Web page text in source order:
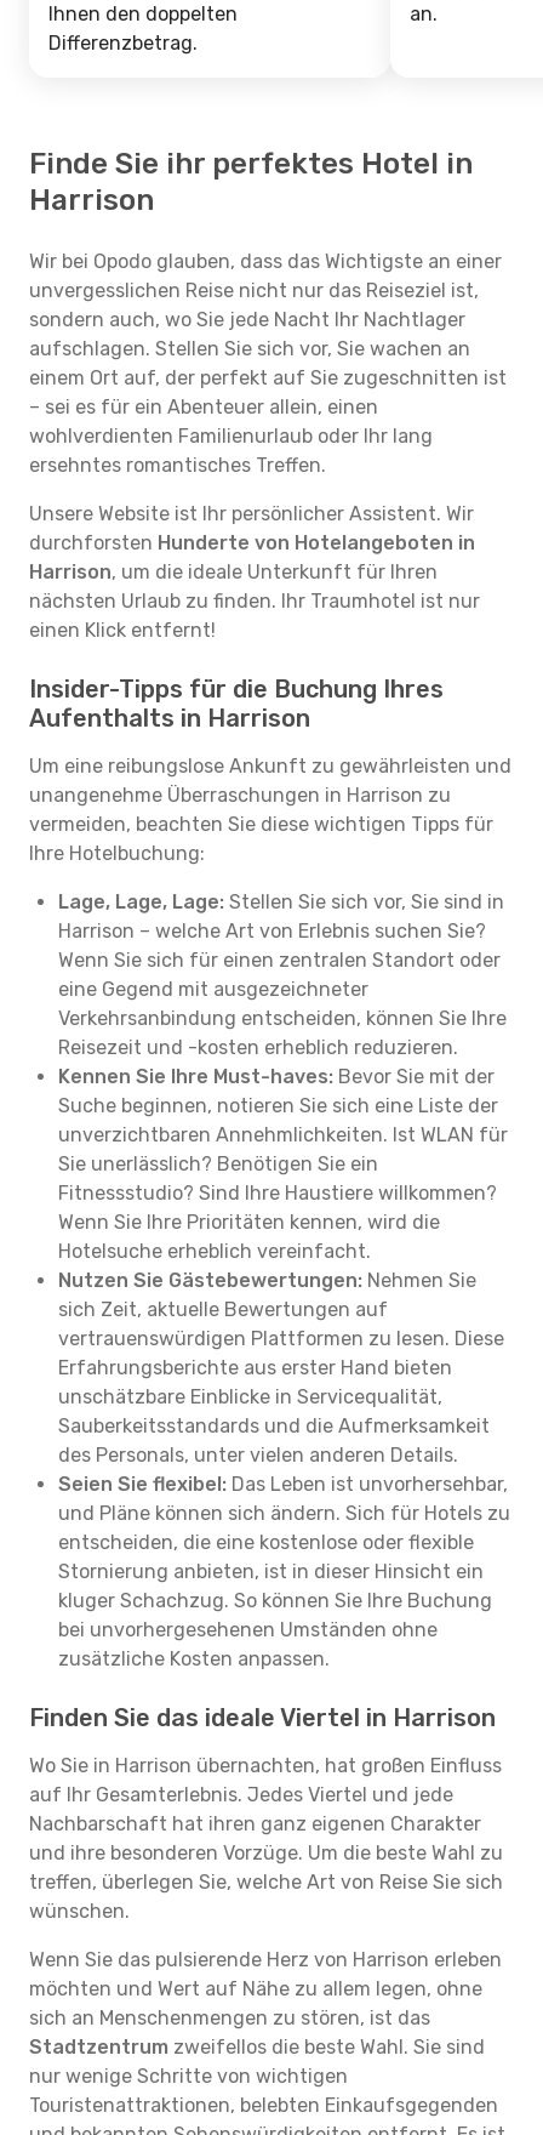
Ihnen den doppelten
Differenzbetrag.
an.
Finde Sie ihr perfektes Hotel in
Harrison
Wir bei Opodo glauben, dass das Wichtigste an einer
unvergesslichen Reise nicht nur das Reiseziel ist,
sondern auch, wo Sie jede Nacht Ihr Nachtlager
aufschlagen. Stellen Sie sich vor, Sie wachen an
einem Ort auf, der perfekt auf Sie zugeschnitten ist
– sei es für ein Abenteuer allein, einen
wohlverdienten Familienurlaub oder Ihr lang
ersehntes romantisches Treffen.
Unsere Website ist Ihr persönlicher Assistent. Wir
durchforsten Hunderte von Hotelangeboten in
Harrison, um die ideale Unterkunft für Ihren
nächsten Urlaub zu finden. Ihr Traumhotel ist nur
einen Klick entfernt!
Insider-Tipps für die Buchung Ihres
Aufenthalts in Harrison
Um eine reibungslose Ankunft zu gewährleisten und
unangenehme Überraschungen in Harrison zu
vermeiden, beachten Sie diese wichtigen Tipps für
Ihre Hotelbuchung:
Lage, Lage, Lage: Stellen Sie sich vor, Sie sind in
Harrison – welche Art von Erlebnis suchen Sie?
Wenn Sie sich für einen zentralen Standort oder
eine Gegend mit ausgezeichneter
Verkehrsanbindung entscheiden, können Sie Ihre
Reisezeit und -kosten erheblich reduzieren.
Kennen Sie Ihre Must-haves: Bevor Sie mit der
Suche beginnen, notieren Sie sich eine Liste der
unverzichtbaren Annehmlichkeiten. Ist WLAN für
Sie unerlässlich? Benötigen Sie ein
Fitnessstudio? Sind Ihre Haustiere willkommen?
Wenn Sie Ihre Prioritäten kennen, wird die
Hotelsuche erheblich vereinfacht.
Nutzen Sie Gästebewertungen: Nehmen Sie
sich Zeit, aktuelle Bewertungen auf
vertrauenswürdigen Plattformen zu lesen. Diese
Erfahrungsberichte aus erster Hand bieten
unschätzbare Einblicke in Servicequalität,
Sauberkeitsstandards und die Aufmerksamkeit
des Personals, unter vielen anderen Details.
Seien Sie flexibel: Das Leben ist unvorhersehbar,
und Pläne können sich ändern. Sich für Hotels zu
entscheiden, die eine kostenlose oder flexible
Stornierung anbieten, ist in dieser Hinsicht ein
kluger Schachzug. So können Sie Ihre Buchung
bei unvorhergesehenen Umständen ohne
zusätzliche Kosten anpassen.
Finden Sie das ideale Viertel in Harrison
Wo Sie in Harrison übernachten, hat großen Einfluss
auf Ihr Gesamterlebnis. Jedes Viertel und jede
Nachbarschaft hat ihren ganz eigenen Charakter
und ihre besonderen Vorzüge. Um die beste Wahl zu
treffen, überlegen Sie, welche Art von Reise Sie sich
wünschen.
Wenn Sie das pulsierende Herz von Harrison erleben
möchten und Wert auf Nähe zu allem legen, ohne
sich an Menschenmengen zu stören, ist das
Stadtzentrum zweifellos die beste Wahl. Sie sind
nur wenige Schritte von wichtigen
Touristenattraktionen, belebten Einkaufsgegenden